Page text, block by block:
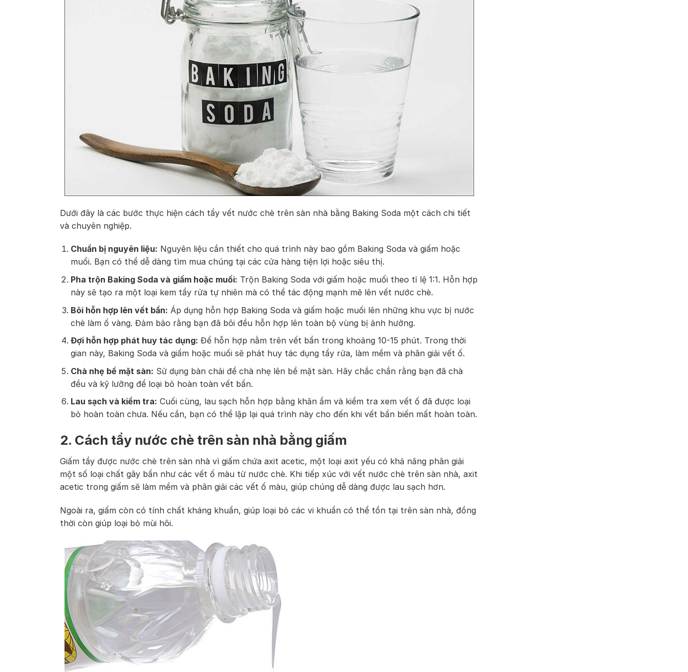
Dưới đây là các bước thực hiện cách tẩy vết nước chè trên sàn nhà bằng Baking Soda một cách chi tiết
và chuyên nghiệp.
Chuẩn bị nguyên liệu: Nguyên liệu cần thiết cho quá trình này bao gồm Baking Soda và giấm hoặc
muối. Bạn có thể dễ dàng tìm mua chúng tại các cửa hàng tiện lợi hoặc siêu thị.
Pha trộn Baking Soda và giấm hoặc muối: Trộn Baking Soda với giấm hoặc muối theo tỉ lệ 1:1. Hỗn hợp
này sẽ tạo ra một loại kem tẩy rửa tự nhiên mà có thể tác động mạnh mẽ lên vết nước chè.
Bôi hỗn hợp lên vết bẩn: Áp dụng hỗn hợp Baking Soda và giấm hoặc muối lên những khu vực bị nước
chè làm ố vàng. Đảm bảo rằng bạn đã bôi đều hỗn hợp lên toàn bộ vùng bị ảnh hưởng.
Đợi hỗn hợp phát huy tác dụng: Để hỗn hợp nằm trên vết bẩn trong khoảng 10-15 phút. Trong thời
gian này, Baking Soda và giấm hoặc muối sẽ phát huy tác dụng tẩy rửa, làm mềm và phân giải vết ố.
Chà nhẹ bề mặt sàn: Sử dụng bàn chải để chà nhẹ lên bề mặt sàn. Hãy chắc chắn rằng bạn đã chà
đều và kỹ lưỡng để loại bỏ hoàn toàn vết bẩn.
Lau sạch và kiểm tra: Cuối cùng, lau sạch hỗn hợp bằng khăn ẩm và kiểm tra xem vết ố đã được loại
bỏ hoàn toàn chưa. Nếu cần, bạn có thể lặp lại quá trình này cho đến khi vết bẩn biến mất hoàn toàn.
2. Cách tẩy nước chè trên sàn nhà bằng giấm
Giấm tẩy được nước chè trên sàn nhà vì giấm chứa axit acetic, một loại axit yếu có khả năng phân giải
một số loại chất gây bẩn như các vết ố màu từ nước chè. Khi tiếp xúc với vết nước chè trên sàn nhà, axit
acetic trong giấm sẽ làm mềm và phân giải các vết ố màu, giúp chúng dễ dàng được lau sạch hơn.
Ngoài ra, giấm còn có tính chất kháng khuẩn, giúp loại bỏ các vi khuẩn có thể tồn tại trên sàn nhà, đồng
thời còn giúp loại bỏ mùi hôi.